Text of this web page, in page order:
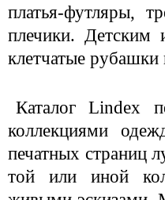
платья-футляры,
плечики. Детским
клетчатые рубашки
Каталог Lindex
коллекциями
печатных страниц
той или иной